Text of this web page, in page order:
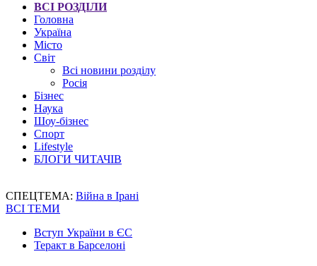
ВСІ РОЗДІЛИ
Головна
Україна
Місто
Світ
Всі новини розділу
Росія
Бізнес
Наука
Шоу-бізнес
Спорт
Lifestyle
БЛОГИ ЧИТАЧІВ
СПЕЦТЕМА: Війна в Ірані
ВСІ ТЕМИ
Вступ України в ЄС
Теракт в Барселоні